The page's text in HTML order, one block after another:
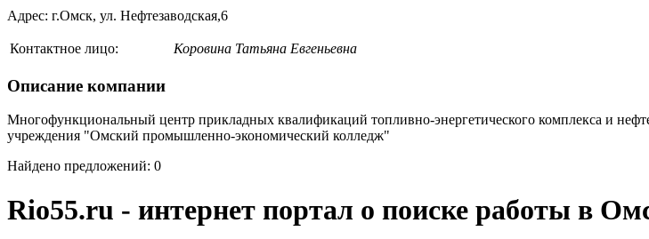
Адрес: г.Омск, ул. Нефтезаводская,6
Контактное лицо: Коровина Татьяна Евгеньевна
Описание компании
Многофункциональный центр прикладных квалификаций топливно-энергетического комплекса и
учреждения "Омский промышленно-экономический колледж"
Найдено предложений: 0
Rio55.ru - интернет портал о поиске работы в